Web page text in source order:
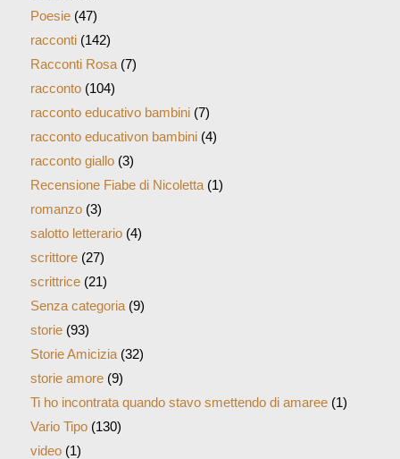
Poesie(47)
racconti(142)
Racconti Rosa(7)
racconto(104)
racconto educativo bambini(7)
racconto educativon bambini(4)
racconto giallo(3)
Recensione Fiabe di Nicoletta(1)
romanzo(3)
salotto letterario(4)
scrittore(27)
scrittrice(21)
Senza categoria(9)
storie(93)
Storie Amicizia(32)
storie amore(9)
Ti ho incontrata quando stavo smettendo di amaree(1)
Vario Tipo(130)
video(1)